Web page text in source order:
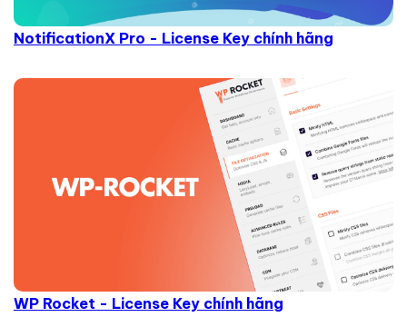
NotificationX Pro - License Key chính hãng
WP Rocket - License Key chính hãng